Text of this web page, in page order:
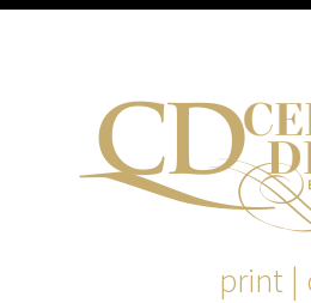
print |